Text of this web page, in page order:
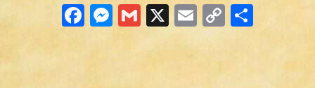
Facebook
Messenger
Gmail
X Email
CopyShare